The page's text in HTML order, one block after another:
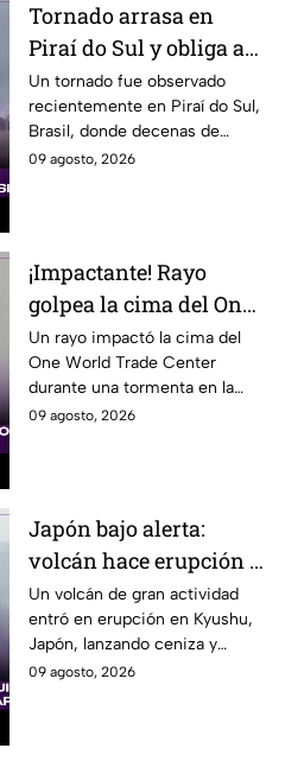
Tornado arrasa en
Piraí do Sul y obliga a
familias a abandonar
sus hogares
Un tornado fue observado
recientemente en Piraí do Sul,
Brasil, donde decenas de
viviendas resultaron afectadas
09 agosto, 2026
¡Impactante! Rayo
golpea la cima del One
World Trade Center en
Nueva York
Un rayo impactó la cima del
One World Trade Center
durante una tormenta en la
costa este de Estados Unidos,
09 agosto, 2026
Japón bajo alerta:
volcán hace erupción y
lanza ceniza a más de 2
mil metros
Un volcán de gran actividad
entró en erupción en Kyushu,
Japón, lanzando ceniza y
material volcánico a más de 2
09 agosto, 2026